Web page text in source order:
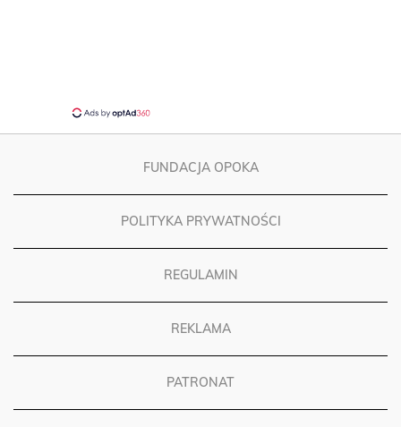
FUNDACJA OPOKA
POLITYKA PRYWATNOŚCI
REGULAMIN
REKLAMA
PATRONAT